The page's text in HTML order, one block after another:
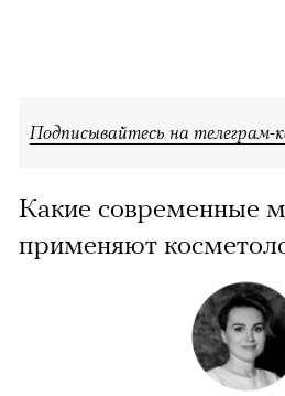
Подписывайтесь на телеграм-
Какие современные
применяют